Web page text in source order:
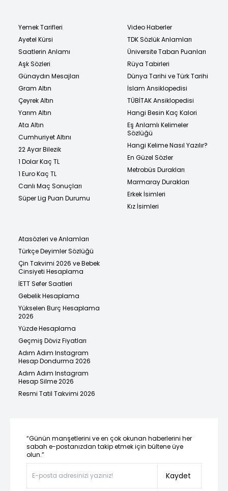
Yemek Tarifleri
Ayetel Kürsi
Saatlerin Anlamı
Aşk Sözleri
Günaydın Mesajları
Gram Altın
Çeyrek Altın
Yarım Altın
Ata Altın
Cumhuriyet Altını
22 Ayar Bilezik
1 Dolar Kaç TL
1 Euro Kaç TL
Canlı Maç Sonuçları
Süper Lig Puan Durumu
Video Haberler
TDK Sözlük Anlamları
Üniversite Taban Puanları
Rüya Tabirleri
Dünya Tarihi ve Türk Tarihi
İslam Ansiklopedisi
TÜBİTAK Ansiklopedisi
Hangi Besin Kaç Kalori
Eş Anlamlı Kelimeler
Sözlüğü
Hangi Kelime Nasıl Yazılır?
En Güzel Sözler
Metrobüs Durakları
Marmaray Durakları
Erkek İsimleri
Kız İsimleri
Atasözleri ve Anlamları
Türkçe Deyimler Sözlüğü
Çin Takvimi 2026 ve Bebek
Cinsiyeti Hesaplama
İETT Sefer Saatleri
Gebelik Hesaplama
Yükselen Burç Hesaplama
2026
Yüzde Hesaplama
Geçmiş Döviz Fiyatları
Adım Adım Instagram
Hesap Dondurma 2026
Adım Adım Instagram
Hesap Silme 2026
Resmi Tatil Takvimi 2026
“Günün manşetlerini ve en çok okunan haberlerini her
sabah e-postanızdan takip etmek için bültene üye
olun.”
Kaydet